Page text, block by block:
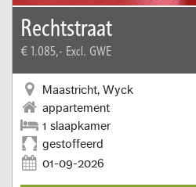
Rechtstraat
€ 1.085,- Excl. GWE
Maastricht, Wyck
appartement
1 slaapkamer
gestoffeerd
01-09-2026